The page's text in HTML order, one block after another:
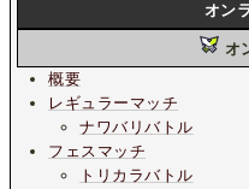
オン
オ
概要
レギュラーマッチ
ナワバリバトル
フェスマッチ
トリカラバトル